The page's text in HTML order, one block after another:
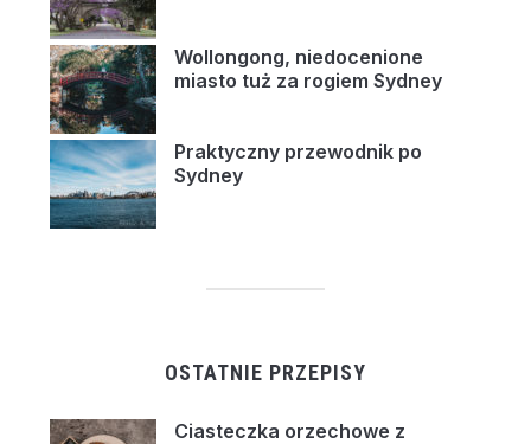
Wollongong, niedocenione
miasto tuż za rogiem Sydney
Praktyczny przewodnik po
Sydney
OSTATNIE PRZEPISY
Ciasteczka orzechowe z